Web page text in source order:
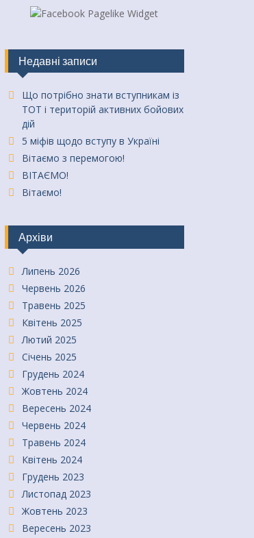
Недавні записи
Що потрібно знати вступникам із
ТОТ і територій активних бойових
дій
5 міфів щодо вступу в Україні
Вітаємо з перемогою!
ВІТАЄМО!
Вітаємо!
Архіви
Липень 2026
Червень 2026
Травень 2025
Квітень 2025
Лютий 2025
Січень 2025
Грудень 2024
Жовтень 2024
Вересень 2024
Червень 2024
Травень 2024
Квітень 2024
Грудень 2023
Листопад 2023
Жовтень 2023
Вересень 2023